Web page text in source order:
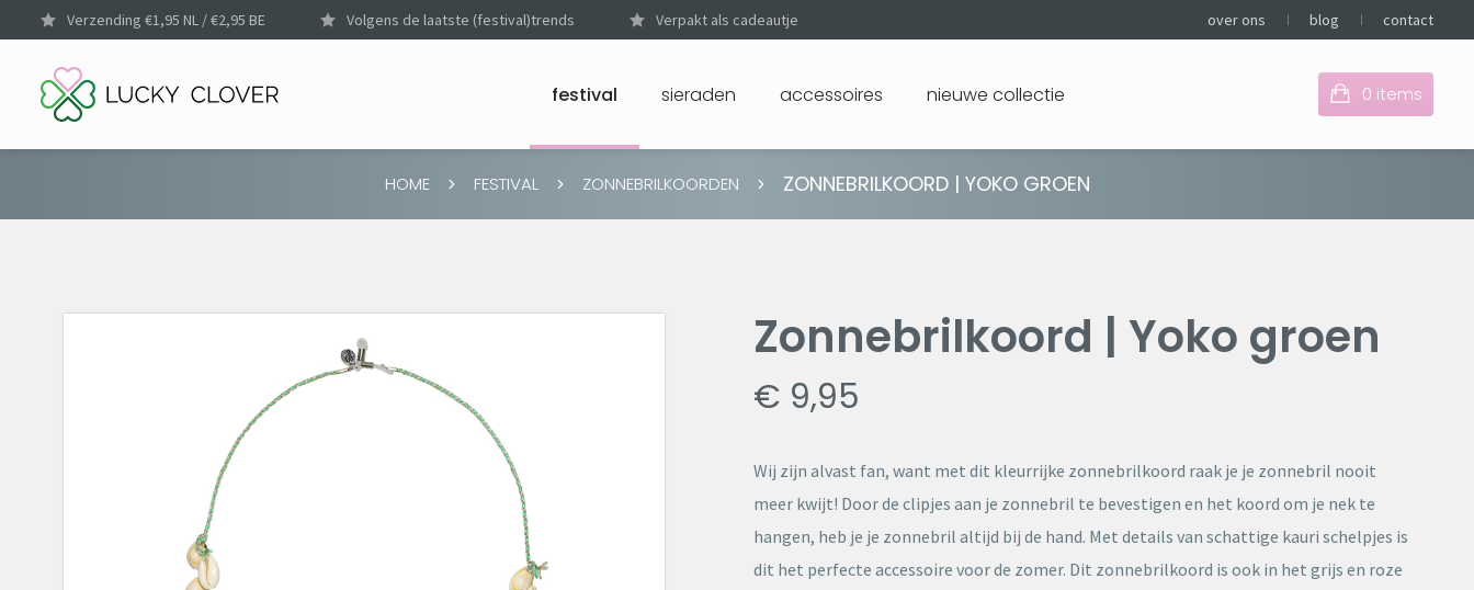
Verzending €1,95 NL / €2,95 BE Volgens de laatste (festival)trends Verpakt als cadeautje over ons blog contact
festival sieraden accessoires nieuwe collectie 0 items
HOME FESTIVAL ZONNEBRILKOORDEN ZONNEBRILKOORD | YOKO GROEN
Zonnebrilkoord | Yoko groen
€ 9,95
Wij zijn alvast fan, want met dit kleurrijke zonnebrilkoord raak je je zonnebril nooit
meer kwijt! Door de clipjes aan je zonnebril te bevestigen en het koord om je nek te
hangen, heb je je zonnebril altijd bij de hand. Met details van schattige kauri schelpjes is
dit het perfecte accessoire voor de zomer. Dit zonnebrilkoord is ook in het grijs en roze